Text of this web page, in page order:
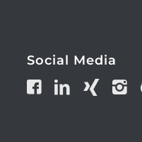
Social Media